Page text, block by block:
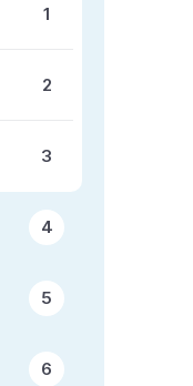
1
2
3
4
5
6